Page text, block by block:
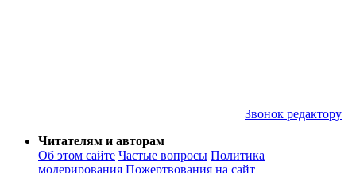
Звонок редактору
Читателям и авторам
Об этом сайте Частые вопросы Политика
модерирования Пожертвования на сайт